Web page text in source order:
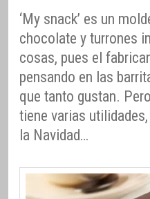
‘My snack’ es un
chocolate y turrones
cosas, pues el
pensando en las
que tanto gustan.
tiene varias
la Navidad…